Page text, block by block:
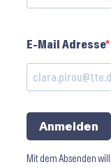
E-Mail Adresse
Anmelden
Mit dem Absenden